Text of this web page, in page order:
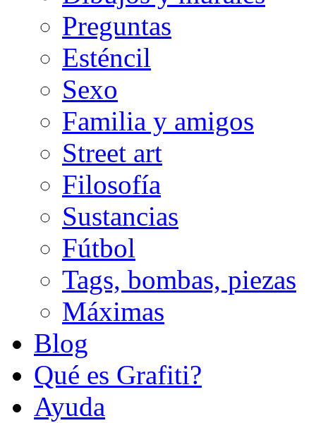
Preguntas
Esténcil
Sexo
Familia y amigos
Street art
Filosofía
Sustancias
Fútbol
Tags, bombas, piezas
Máximas
Blog
Qué es Grafiti?
Ayuda